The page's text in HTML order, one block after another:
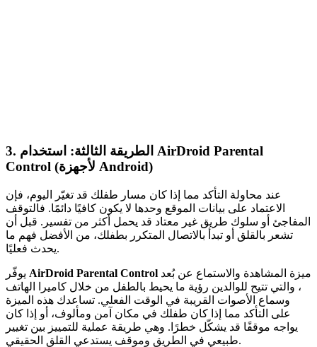
3.
Control (لأجهزة Android)
عند محاولة التأكد مما إذا كان مسار طفلك قد تغيّر اليوم، فإن
الاعتماد على بيانات الموقع وحدها لا يكون كافيًا دائمًا. فالتوقف
المفاجئ أو سلوك طريق غير معتاد قد يحمل أكثر من تفسير. قبل أن
تشعر بالقلق أو تبدأ بالاتصال المتكرر بطفلك، من الأفضل فهم ما
يحدث فعليًا.
AirDroid Parental Control ميزة المشاهدة والاستماع عن بُعد
، والتي تتيح للوالدين رؤية ما يحيط بالطفل من خلال كاميرا الهاتف
وسماع الأصوات القريبة في الوقت الفعلي. تساعدك هذه الميزة
على التأكد مما إذا كان طفلك في مكان آمن ومألوف، أو إذا كان
يواجه موقفًا قد يشكّل خطرًا. وهي طريقة عملية للتمييز بين تغيير
طبيعي في الطريق وموقف يستدعي القلق الحقيقي.